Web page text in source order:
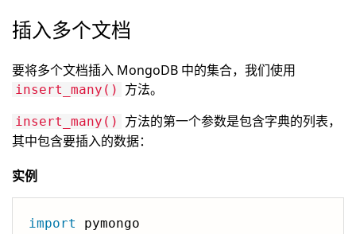
插入多个文档
要将多个文档插入 MongoDB 中的集合，我们使用
insert_many() 方法。
insert_many()
方法的第一个参数是包含字典的列表，
其中包含要插入的数据：
实例
import pymongo